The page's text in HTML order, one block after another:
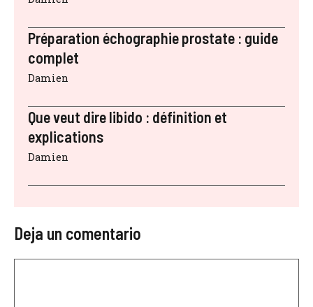
Préparation échographie prostate : guide
complet
Damien
Que veut dire libido : définition et
explications
Damien
Deja un comentario